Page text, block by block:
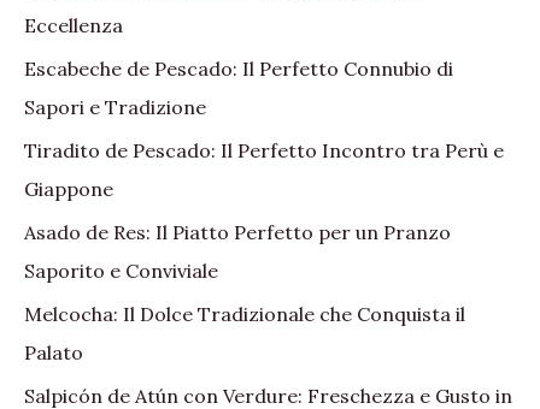
Eccellenza
Escabeche de Pescado: Il Perfetto Connubio di
Sapori e Tradizione
Tiradito de Pescado: Il Perfetto Incontro tra Perù e
Giappone
Asado de Res: Il Piatto Perfetto per un Pranzo
Saporito e Conviviale
Melcocha: Il Dolce Tradizionale che Conquista il
Palato
Salpicón de Atún con Verdure: Freschezza e Gusto in